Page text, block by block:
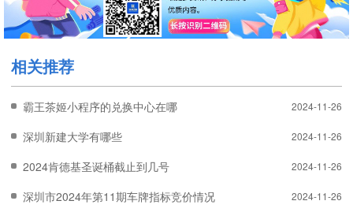
相关推荐
霸王茶姬小程序的兑换中心在哪 2024-11-26
深圳新建大学有哪些 2024-11-26
2024肯德基圣诞桶截止到几号 2024-11-26
深圳市2024年第11期车牌指标竞价情况 2024-11-26